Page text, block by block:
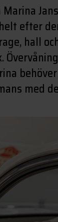
Marina
efter
hall
med